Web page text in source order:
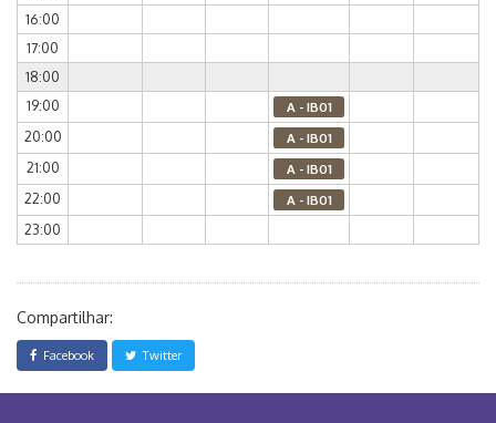
16:00
17:00
18:00
19:00
A - IB01
20:00 A - IB01
21:00 A - IB01
22:00 A - IB01
23:00
Compartilhar:
Facebook Twitter